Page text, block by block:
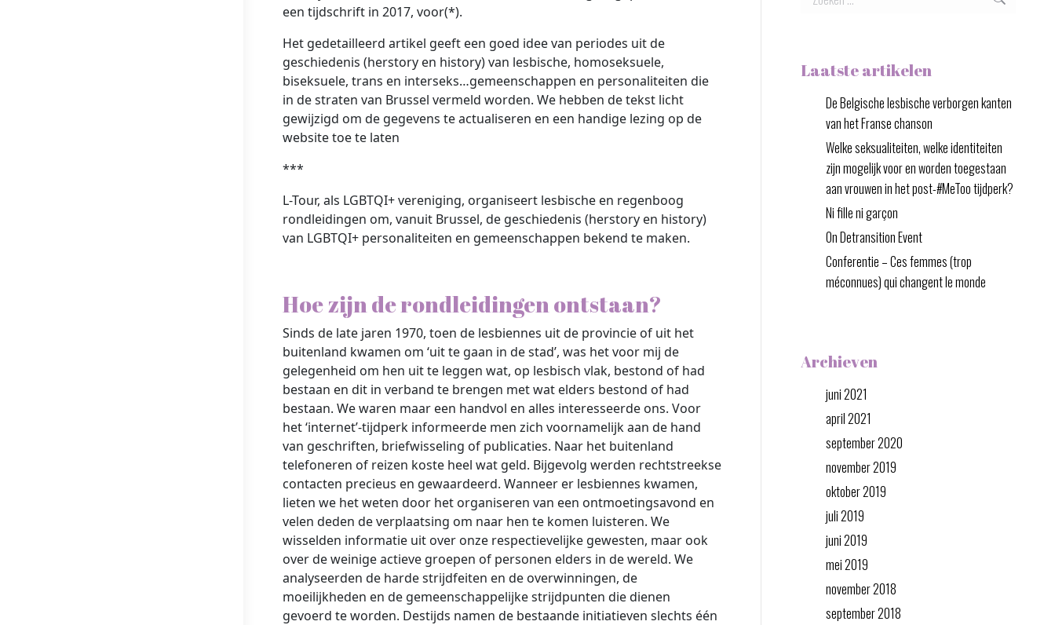
een tijdschrift in 2017, voor(*).
Het gedetailleerd artikel geeft een goed idee van periodes uit de
geschiedenis (herstory en history) van lesbische, homoseksuele,
biseksuele, trans en interseks…gemeenschappen en personaliteiten die
in de straten van Brussel vermeld worden. We hebben de tekst licht
gewijzigd om de gegevens te actualiseren en een handige lezing op de
website toe te laten
***
L-Tour, als LGBTQI+ vereniging, organiseert lesbische en regenboog
rondleidingen om, vanuit Brussel, de geschiedenis (herstory en history)
van LGBTQI+ personaliteiten en gemeenschappen bekend te maken.
Hoe zijn de rondleidingen ontstaan?
Sinds de late jaren 1970, toen de lesbiennes uit de provincie of uit het
buitenland kwamen om ‘uit te gaan in de stad’, was het voor mij de
gelegenheid om hen uit te leggen wat, op lesbisch vlak, bestond of had
bestaan en dit in verband te brengen met wat elders bestond of had
bestaan. We waren maar een handvol en alles interesseerde ons. Voor
het ‘internet’-tijdperk informeerde men zich voornamelijk aan de hand
van geschriften, briefwisseling of publicaties. Naar het buitenland
telefoneren of reizen koste heel wat geld. Bijgevolg werden rechtstreekse
contacten precieus en gewaardeerd. Wanneer er lesbiennes kwamen,
lieten we het weten door het organiseren van een ontmoetingsavond en
velen deden de verplaatsing om naar hen te komen luisteren. We
wisselden informatie uit over onze respectievelijke gewesten, maar ook
over de weinige actieve groepen of personen elders in de wereld. We
analyseerden de harde strijdfeiten en de overwinningen, de
moeilijkheden en de gemeenschappelijke strijdpunten die dienen
gevoerd te worden. Destijds namen de bestaande initiatieven slechts één
Laatste artikelen
De Belgische lesbische verborgen kanten
van het Franse chanson
Welke seksualiteiten, welke identiteiten
zijn mogelijk voor en worden toegestaan
aan vrouwen in het post-#MeToo tijdperk?
Ni fille ni garçon
On Detransition Event
Conferentie – Ces femmes (trop
méconnues) qui changent le monde
Archieven
juni 2021
april 2021
september 2020
november 2019
oktober 2019
juli 2019
juni 2019
mei 2019
november 2018
september 2018